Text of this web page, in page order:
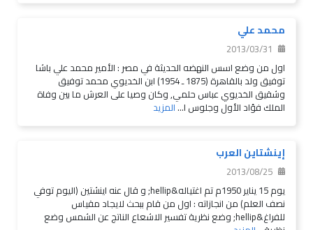
محمد علي
2013/03/31
اول من وضع اسس النهضه الحديثة في مصر : الأمير محمد علي باشا
توفيق ولد بالقاهرة (1875 ـ 1954) ابن الخديوي محمد توفيق
وشقيق الخديوي عباس حلمي, وكان وصيا على العرش ما بين وفاة
الملك فؤاد الأول وجلوس ا...المزيد
إينشتاين العرب
2013/08/25
يوم 15 يناير 1950م تم اغتياله&hellip; و قال عنه اينشتين (اليوم توفي
نصف العلم) من انجازاته : اول من قام ببحث لايجاد مقياس
للفراغ&hellip; وضع نظرية تفسير الاشعاع الناتج عن الشمس وضع